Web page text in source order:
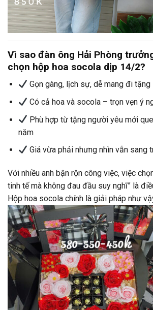
Vì sao đàn ông Hải Phòng
chọn hộp hoa socola dịp 14/2?
Gọn gàng, lịch sự, dễ mang đi tặng
Có cả hoa và socola – trọn vẹn ý
Phù hợp từ tặng người yêu mới
năm
Giá vừa phải nhưng nhìn vẫn sang
Với nhiều anh bận rộn công việc, việc
tinh tế mà không đau đầu suy nghĩ” là
Hộp hoa socola chính là giải pháp như